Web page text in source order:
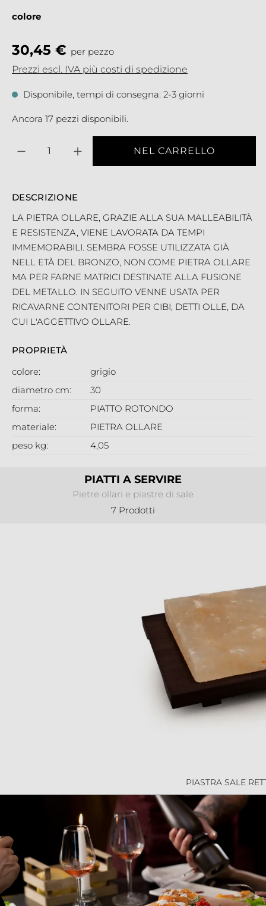
PIATTI A SERVIRE
Pietre ollari e piastre di sale
7 Prodotti
PIASTRA SALE
30,45 € per pezzo
Prezzi escl. IVA più costi di spedizione
Disponibile, tempi di consegna: 2-3 giorni
Ancora 17 pezzi disponibili.
colore
NEL CARRELLO
DESCRIZIONE
LA PIETRA OLLARE, GRAZIE ALLA SUA MALLEABILITÀ
E RESISTENZA, VIENE LAVORATA DA TEMPI
IMMEMORABILI. SEMBRA FOSSE UTILIZZATA GIÀ
NELL ETÀ DEL BRONZO, NON COME PIETRA OLLARE
MA PER FARNE MATRICI DESTINATE ALLA FUSIONE
DEL METALLO. IN SEGUITO VENNE USATA PER
RICAVARNE CONTENITORI PER CIBI, DETTI OLLE, DA
CUI L'AGGETTIVO OLLARE.
PROPRIETÀ
colore:
grigio
diametro cm:
30
forma:
PIATTO ROTONDO
materiale:
PIETRA OLLARE
peso kg:
4,05